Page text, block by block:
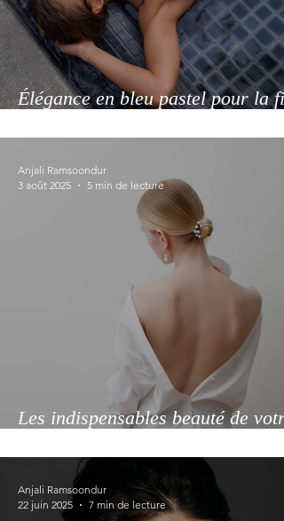
Élégance en bleu pastel pour la fin
Les indispensables beauté de votre
Anjali Ramsoondur
3 août 2025
5 min de lecture
Anjali Ramsoondur
22 juin 2025
7 min de lecture